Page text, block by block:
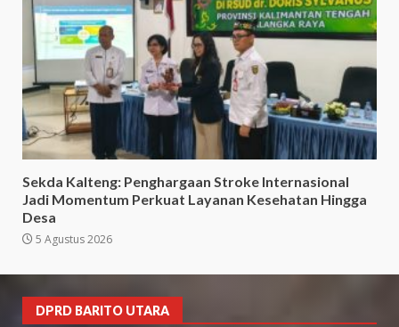
Sekda Kalteng: Penghargaan Stroke Internasional
Jadi Momentum Perkuat Layanan Kesehatan Hingga
Desa
5 Agustus 2026
DPRD BARITO UTARA